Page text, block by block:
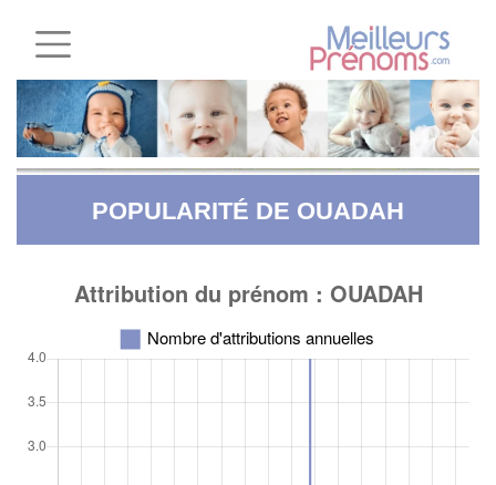
POPULARITÉ DE OUADAH